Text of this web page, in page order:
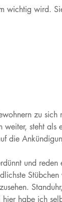
wichtig wird.
zu
steht
die
und
hier habe ich